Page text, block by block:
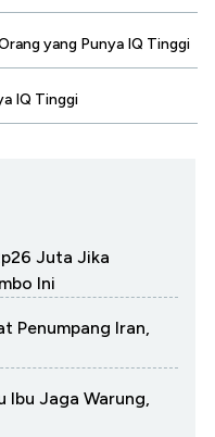
yang Punya IQ Tinggi
IQ Tinggi
Juta Jika
Ini
Penumpang Iran,
Ibu Jaga Warung,